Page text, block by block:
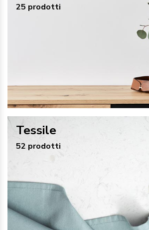
25 prodotti
Tessile
52 prodotti